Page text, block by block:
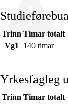
Trinn Timar totalt
Vg1
140 timar
Yrkesfagleg
Trinn Timar totalt